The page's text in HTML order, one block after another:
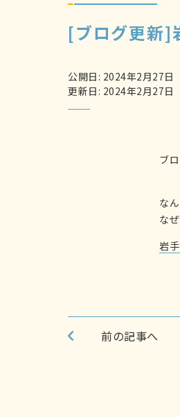
[ブログ更新]
公開日: 2024年2月27日
更新日: 2024年2月27日
ブ
な
な
岩
前の記事へ